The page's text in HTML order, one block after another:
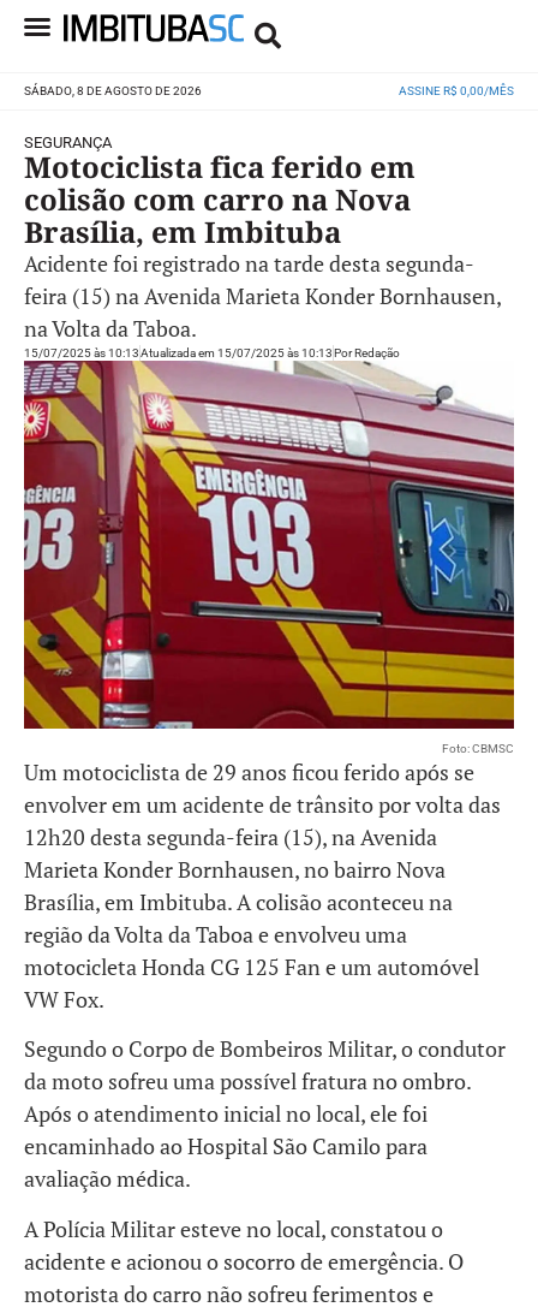
SÁBADO, 8 DE AGOSTO DE 2026 ASSINE R$ 0,00/MÊS
SEGURANÇA
Motociclista fica ferido em
colisão com carro na Nova
Brasília, em Imbituba
Acidente foi registrado na tarde desta segunda-
feira (15) na Avenida Marieta Konder Bornhausen,
na Volta da Taboa.
15/07/2025 às 10:13Atualizada em 15/07/2025 às 10:13PorRedação
Foto: CBMSC
Um motociclista de 29 anos ficou ferido após se
envolver em um acidente de trânsito por volta das
12h20 desta segunda-feira (15), na Avenida
Marieta Konder Bornhausen, no bairro Nova
Brasília, em Imbituba. A colisão aconteceu na
região da Volta da Taboa e envolveu uma
motocicleta Honda CG 125 Fan e um automóvel
VW Fox.
Segundo o Corpo de Bombeiros Militar, o condutor
da moto sofreu uma possível fratura no ombro.
Após o atendimento inicial no local, ele foi
encaminhado ao Hospital São Camilo para
avaliação médica.
A Polícia Militar esteve no local, constatou o
acidente e acionou o socorro de emergência. O
motorista do carro não sofreu ferimentos e